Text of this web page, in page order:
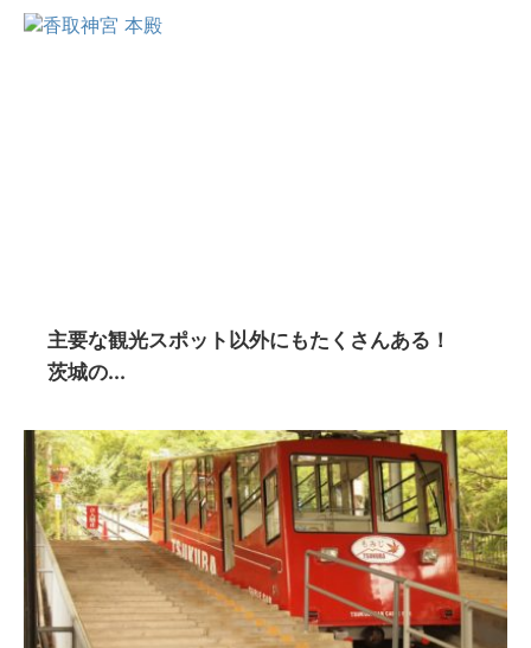
主要な観光スポット以外にもたくさんある！
茨城の...